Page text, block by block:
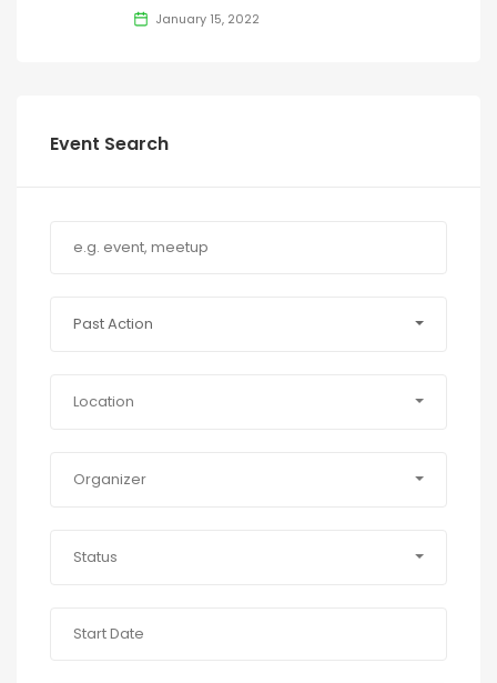
January 15, 2022
Event Search
Past Action
Location
Organizer
Status